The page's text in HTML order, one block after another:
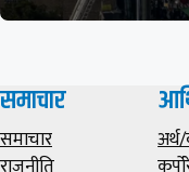
समाचार
समाचार